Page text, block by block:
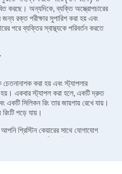
করছে। অন্যদিকে, ব্যক্তি অস্ত্রোপচারের
রক্ত ​​পরীক্ষার সুপারিশ করা হয় এবং
পরে ব্যক্তির স্বাস্থ্যকে পরিবর্তন করতে
করা হয় এবং স্ট্যাপলার
হয়। একবার স্ট্যাপল করা হলে, একটি দ্রুত
একটি সিলিকন রিং তার জায়গায় রেখে যায়।
পড়ে যায়।
প্রিস্টিন কেয়ারের সাথে যোগাযোগ
এবং অত্যন্ত অভিজ্ঞ স্ট্যাপলার খৎনা